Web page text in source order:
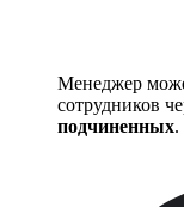
Менеджер
сотрудников
подчиненных.